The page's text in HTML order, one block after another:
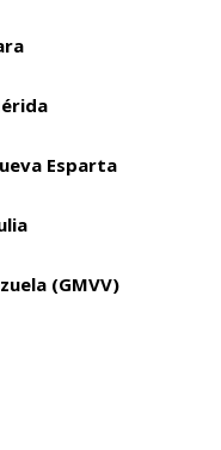
Esparta
(GMVV)